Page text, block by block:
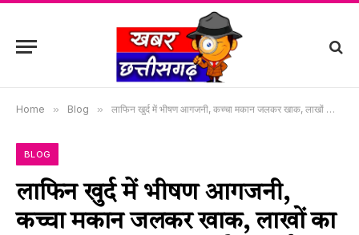
Home » Blog » लाफिन खुर्द में भीषण आगजनी, कच्चा मकान जलकर खाक, लाखों का नुकसान, पीड़ित परिवार ने लगाई मदद की गुहार।
BLOG
लाफिन खुर्द में भीषण आगजनी,
कच्चा मकान जलकर खाक, लाखों का